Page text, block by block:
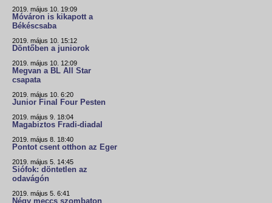
2019. május 10. 19:09
Móváron is kikapott a
Békéscsaba
2019. május 10. 15:12
Döntőben a juniorok
2019. május 10. 12:09
Megvan a BL All Star
csapata
2019. május 10. 6:20
Junior Final Four Pesten
2019. május 9. 18:04
Magabiztos Fradi-diadal
2019. május 8. 18:40
Pontot csent otthon az Eger
2019. május 5. 14:45
Siófok: döntetlen az
odavágón
2019. május 5. 6:41
Négy meccs szombaton